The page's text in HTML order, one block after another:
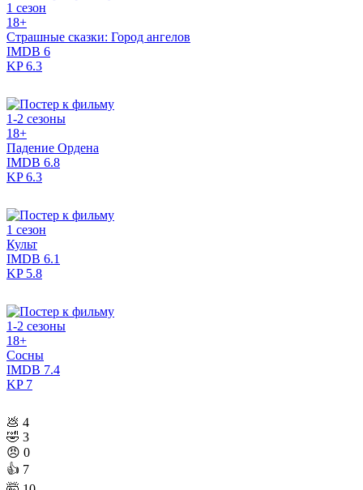
1 сезон
18+
Страшные сказки: Город ангелов
IMDB 6
KP6.3
1-2 сезоны
18+
Падение Ордена
IMDB 6.8
KP6.3
1 сезон
Культ
IMDB 6.1
KP5.8
1-2 сезоны
18+
Сосны
IMDB 7.4
KP7
💩 4
🤣 3
😠 0
👍 7